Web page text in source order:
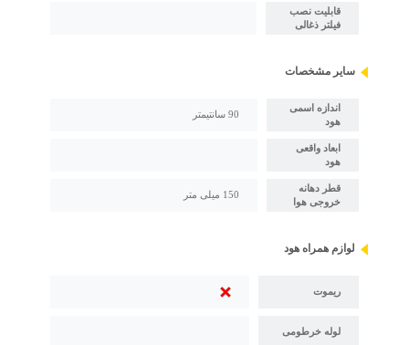
قابلیت نصب
فیلتر ذغالی
سایر مشخصات
اندازه اسمی
هود
90 سانتیمتر
ابعاد واقعی
هود
قطر دهانه
خروجی هوا
150 میلی متر
لوازم همراه هود
ریموت
لوله خرطومی